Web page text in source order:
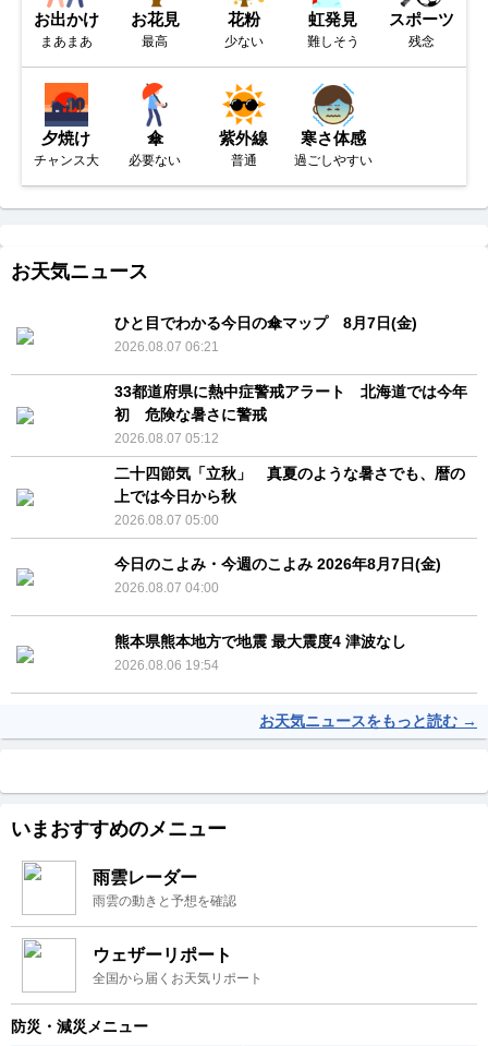
お出かけ
まあまあ
お花見
最高
花粉
少ない
虹発見
難しそう
スポーツ
残念
夕焼け
チャンス大
傘
必要ない
紫外線
普通
寒さ体感
過ごしやすい
お天気ニュース
ひと目でわかる今日の傘マップ 8月7日(金)
2026.08.07 06:21
33都道府県に熱中症警戒アラート 北海道では今年
初 危険な暑さに警戒
2026.08.07 05:12
二十四節気「立秋」 真夏のような暑さでも、暦の
上では今日から秋
2026.08.07 05:00
今日のこよみ・今週のこよみ 2026年8月7日(金)
2026.08.07 04:00
熊本県熊本地方で地震 最大震度4 津波なし
2026.08.06 19:54
お天気ニュースをもっと読む →
いまおすすめのメニュー
雨雲レーダー
雨雲の動きと予想を確認
ウェザーリポート
全国から届くお天気リポート
防災・減災メニュー